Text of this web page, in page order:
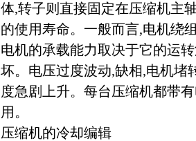
体,转子则直接固定在压缩机主
的使用寿命。一般而言,电机绕
电机的承载能力取决于它的运
坏。电压过度波动,缺相,电机堵
度急剧上升。每台压缩机都带
用。
压缩机的冷却编辑